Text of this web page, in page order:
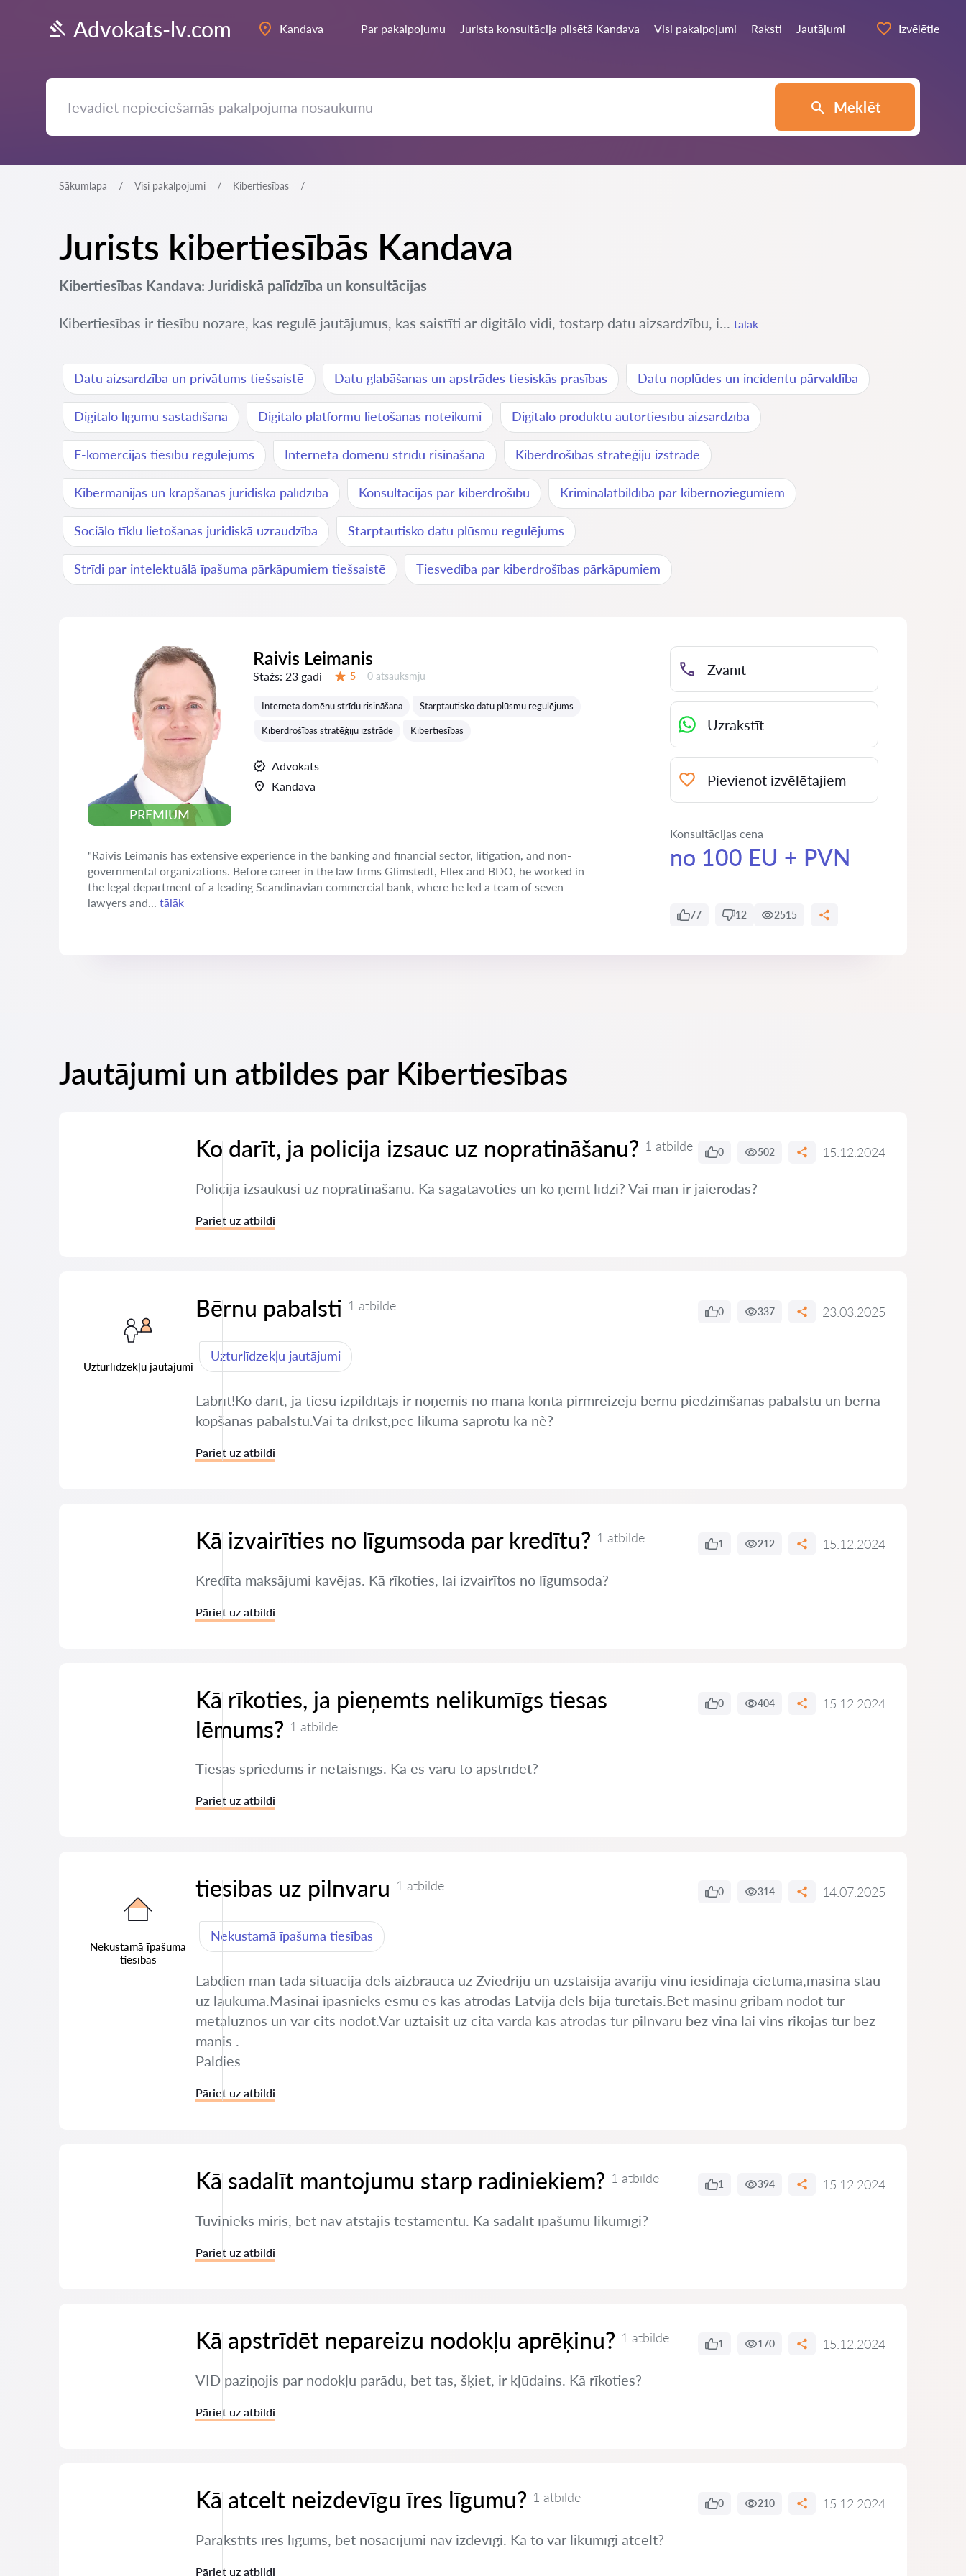
Advokats-lv.com Kandava Par pakalpojumu Jurista konsultācija pilsētā Kandava Visi pakalpojumi Raksti Jautājumi Izvēlētie
Meklēt
Sākumlapa Visi pakalpojumi Kibertiesības
Jurists kibertiesībās Kandava
Kibertiesības Kandava: Juridiskā palīdzība un konsultācijas
Kibertiesības ir tiesību nozare, kas regulē jautājumus, kas saistīti ar digitālo vidi, tostarp datu aizsardzību, i... tālāk
Datu aizsardzība un privātums tiešsaistē Datu glabāšanas un apstrādes tiesiskās prasības Datu noplūdes un incidentu pārvaldība
Digitālo līgumu sastādīšana Digitālo platformu lietošanas noteikumi Digitālo produktu autortiesību aizsardzība
E-komercijas tiesību regulējums Interneta domēnu strīdu risināšana Kiberdrošības stratēģiju izstrāde
Kibermānijas un krāpšanas juridiskā palīdzība Konsultācijas par kiberdrošību Kriminālatbildība par kibernoziegumiem
Sociālo tīklu lietošanas juridiskā uzraudzība Starptautisko datu plūsmu regulējums
Strīdi par intelektuālā īpašuma pārkāpumiem tiešsaistē Tiesvedība par kiberdrošības pārkāpumiem
PREMIUM
Raivis Leimanis
Stāžs: 23 gadi 5 Atsauksmes:
0 atsauksmju
Interneta domēnu strīdu risināšana Starptautisko datu plūsmu regulējums
Kiberdrošības stratēģiju izstrāde Kibertiesības
Advokāts
Kandava
"Raivis Leimanis has extensive experience in the banking and financial sector, litigation, and non-
governmental organizations. Before career in the law firms Glimstedt, Ellex and BDO, he worked in
the legal department of a leading Scandinavian commercial bank, where he led a team of seven
lawyers and... tālāk
Zvanīt
Uzrakstīt
Pievienot izvēlētajiem
Konsultācijas cena
no 100 EU + PVN
77 12 2515
Jautājumi un atbildes par Kibertiesības
Ko darīt, ja policija izsauc uz nopratināšanu? 1 atbilde 0 502 15.12.2024
Policija izsaukusi uz nopratināšanu. Kā sagatavoties un ko ņemt līdzi? Vai man ir jāierodas?
Pāriet uz atbildi
Uzturlīdzekļu jautājumi
Bērnu pabalsti 1 atbilde 0 337 23.03.2025
Uzturlīdzekļu jautājumi
Labrīt!Ko darīt, ja tiesu izpildītājs ir noņēmis no mana konta pirmreizēju bērnu piedzimšanas pabalstu un bērna
kopšanas pabalstu.Vai tā drīkst,pēc likuma saprotu ka nè?
Pāriet uz atbildi
Kā izvairīties no līgumsoda par kredītu? 1 atbilde 1 212 15.12.2024
Kredīta maksājumi kavējas. Kā rīkoties, lai izvairītos no līgumsoda?
Pāriet uz atbildi
Kā rīkoties, ja pieņemts nelikumīgs tiesas
lēmums? 1 atbilde
0 404 15.12.2024
Tiesas spriedums ir netaisnīgs. Kā es varu to apstrīdēt?
Pāriet uz atbildi
Nekustamā īpašuma
tiesības
tiesibas uz pilnvaru 1 atbilde 0 314 14.07.2025
Nekustamā īpašuma tiesības
Labdien man tada situacija dels aizbrauca uz Zviedriju un uzstaisija avariju vinu iesidinaja cietuma,masina stau
uz laukuma.Masinai ipasnieks esmu es kas atrodas Latvija dels bija turetais.Bet masinu gribam nodot tur
metaluznos un var cits nodot.Var uztaisit uz cita varda kas atrodas tur pilnvaru bez vina lai vins rikojas tur bez
manis .
Paldies
Pāriet uz atbildi
Kā sadalīt mantojumu starp radiniekiem? 1 atbilde 1 394 15.12.2024
Tuvinieks miris, bet nav atstājis testamentu. Kā sadalīt īpašumu likumīgi?
Pāriet uz atbildi
Kā apstrīdēt nepareizu nodokļu aprēķinu? 1 atbilde 1 170 15.12.2024
VID paziņojis par nodokļu parādu, bet tas, šķiet, ir kļūdains. Kā rīkoties?
Pāriet uz atbildi
Kā atcelt neizdevīgu īres līgumu? 1 atbilde 0 210 15.12.2024
Parakstīts īres līgums, bet nosacījumi nav izdevīgi. Kā to var likumīgi atcelt?
Pāriet uz atbildi